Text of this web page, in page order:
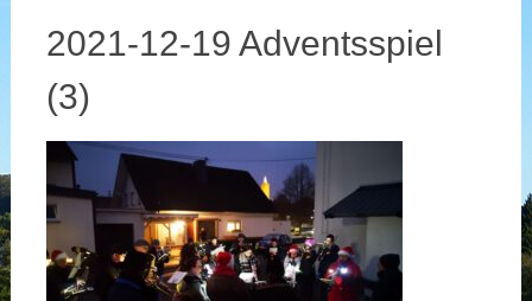
2021-12-19 Adventsspiel
(3)